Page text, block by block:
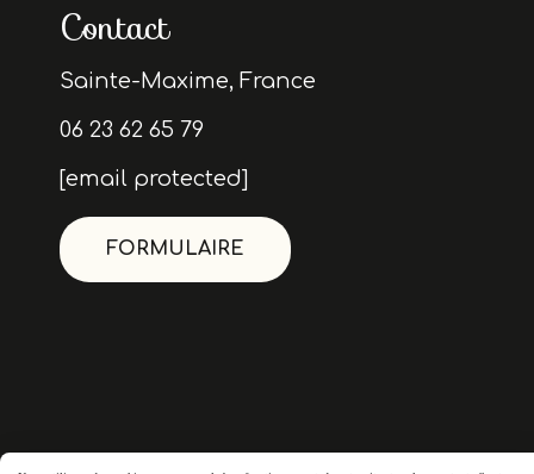
Contact
Sainte-Maxime, France
06 23 62 65 79
[email protected]
FORMULAIRE